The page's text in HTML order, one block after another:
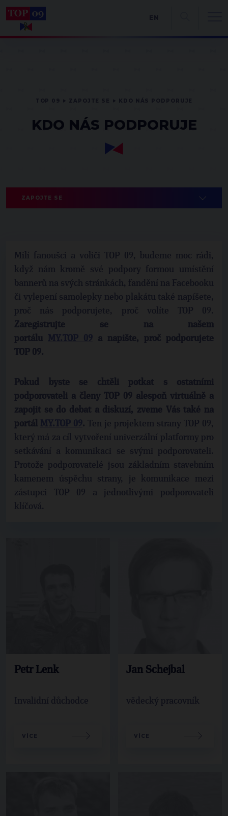
KDO NÁS PODPORUJE
ZAPOJTE SE
Milí fanoušci a voliči TOP 09, budeme moc rádi,
když nám kromě své podpory formou umístění
bannerů na svých stránkách, fandění na Facebooku
či vylepení samolepky nebo plakátu také napíšete,
proč nás podporujete, proč volíte TOP 09.
Zaregistrujte se na našem
portálu
a napište, proč podporujete
TOP 09.
Pokud byste se chtěli potkat s ostatními
podporovateli a členy TOP 09 alespoň virtuálně a
zapojit se do debat a diskuzí, zveme Vás také na
portál
. Ten je projektem strany TOP 09,
který má za cíl vytvoření univerzální platformy pro
setkávání a komunikaci se svými podporovateli.
Protože podporovatelé jsou základním stavebním
kamenem úspěchu strany, je komunikace mezi
zástupci TOP 09 a jednotlivými podporovateli
klíčová.
Petr Lenk
Invalidní důchodce
VÍCE
Jan Schejbal
vědecký pracovník
VÍCE